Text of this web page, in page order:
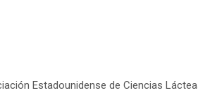
Estadounidense de Ciencias